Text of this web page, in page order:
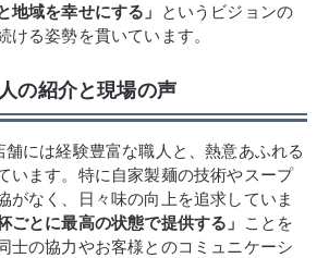
地域を幸せにする」
というビジョンの
ける姿勢を貫いています。
の紹介と現場の声
舗には経験豊富な職人と、熱意あふれる
います。特に自家製麺の技術やスープ
がなく、日々味の向上を追求していま
ごとに最高の状態で提供する」
ことを
士の協力やお客様とのコミュニケーシ